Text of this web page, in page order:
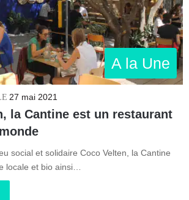
A la Une
27 mai 2021
la Cantine est un restaurant
social et solidaire Coco Velten, la Cantine
locale et bio ainsi…